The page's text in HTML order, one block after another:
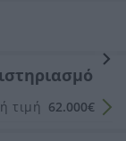
τιμή 62.000€